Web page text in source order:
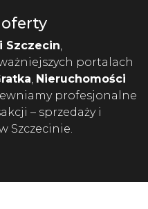
Szczecin,
portalach
, Nieruchomości
profesjonalne
– sprzedaży i
Szczecinie.